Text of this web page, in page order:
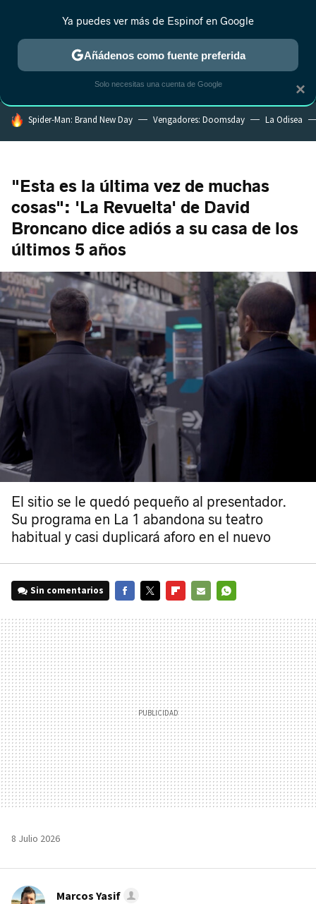
MENÚ NUEVO
ESTRENOS REALITY ANIME RANKINGS CINE
HOY SE HABLA DE
Spider-Man: Brand New Day Vengadores: Doomsday La Odisea
"Esta es la última vez de muchas
cosas": 'La Revuelta' de David
Broncano dice adiós a su casa de los
últimos 5 años
El sitio se le quedó pequeño al presentador.
Su programa en La 1 abandona su teatro
habitual y casi duplicará aforo en el nuevo
Sin comentarios
MAIL
8 Julio 2026
Marcos Yasif
×
Ya puedes ver más de Espinof en Google
Añádenos como fuente preferida
Solo necesitas una cuenta de Google